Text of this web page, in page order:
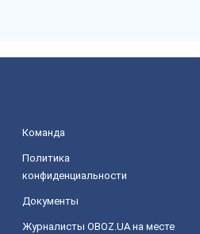
Команда
Политика
конфиденциальности
Документы
Журналисты OBOZ.UA на месте